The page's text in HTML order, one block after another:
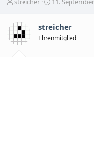
t
e
streicher
t
e
l
11.
streicher
Ehrenmitglied